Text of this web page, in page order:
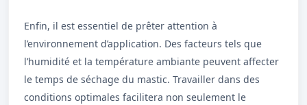
Enfin, il est essentiel de prêter attention à
l’environnement d’application. Des facteurs tels que
l’humidité et la température ambiante peuvent affecter
le temps de séchage du mastic. Travailler dans des
conditions optimales facilitera non seulement le